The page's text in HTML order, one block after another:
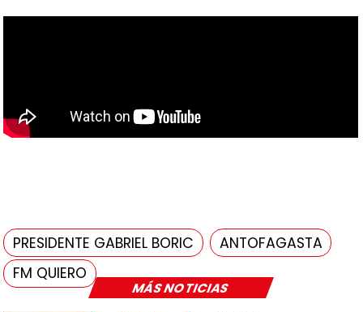
MÁS NOTICIAS
PRESIDENTE GABRIEL BORIC
ANTOFAGASTA
FM QUIERO